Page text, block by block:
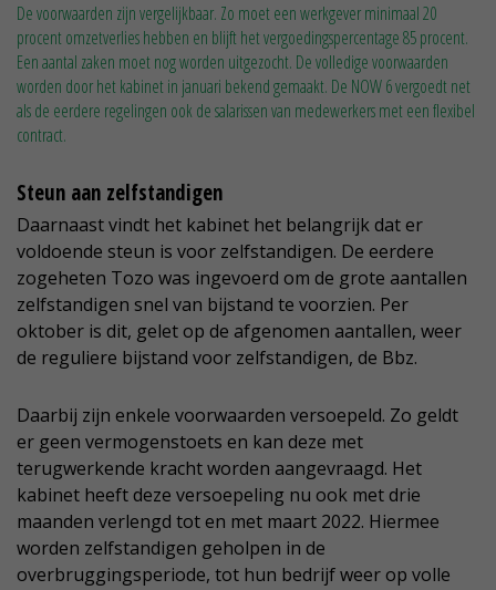
De voorwaarden zijn vergelijkbaar. Zo moet een werkgever minimaal 20
procent omzetverlies hebben en blijft het vergoedingspercentage 85 procent.
Een aantal zaken moet nog worden uitgezocht. De volledige voorwaarden
worden door het kabinet in januari bekend gemaakt. De NOW 6 vergoedt net
als de eerdere regelingen ook de salarissen van medewerkers met een flexibel
contract.
Steun aan zelfstandigen
Daarnaast vindt het kabinet het belangrijk dat er
voldoende steun is voor zelfstandigen. De eerdere
zogeheten Tozo was ingevoerd om de grote aantallen
zelfstandigen snel van bijstand te voorzien. Per
oktober is dit, gelet op de afgenomen aantallen, weer
de reguliere bijstand voor zelfstandigen, de Bbz.
Daarbij zijn enkele voorwaarden versoepeld. Zo geldt
er geen vermogenstoets en kan deze met
terugwerkende kracht worden aangevraagd. Het
kabinet heeft deze versoepeling nu ook met drie
maanden verlengd tot en met maart 2022. Hiermee
worden zelfstandigen geholpen in de
overbruggingsperiode, tot hun bedrijf weer op volle